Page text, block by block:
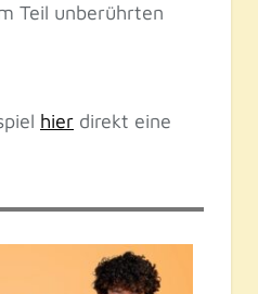
Teil unberührten
hier direkt eine